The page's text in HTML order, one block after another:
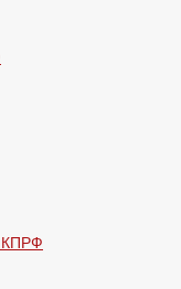
КПРФ